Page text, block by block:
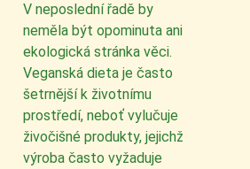
V neposlední řadě by
neměla být opominuta ani
ekologická stránka věci.
Veganská dieta je často
šetrnější k životnímu
prostředí, neboť vylučuje
živočišné produkty, jejichž
výroba často vyžaduje